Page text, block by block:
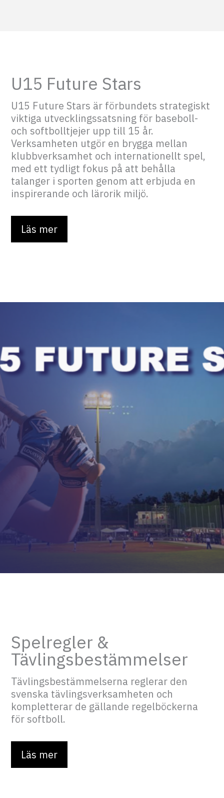
U15 Future Stars
U15 Future Stars är förbundets strategiskt
viktiga utvecklingssatsning för baseboll-
och softbolltjejer upp till 15 år.
Verksamheten utgör en brygga mellan
klubbverksamhet och internationellt spel,
med ett tydligt fokus på att behålla
talanger i sporten genom att erbjuda en
inspirerande och lärorik miljö.
Läs mer
Spelregler &
Tävlingsbestämmelser
Tävlingsbestämmelserna reglerar den
svenska tävlingsverksamheten och
kompletterar de gällande regelböckerna
för softboll.
Läs mer